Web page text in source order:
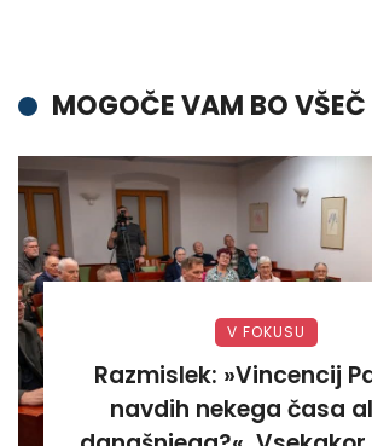
MOGOČE VAM BO VŠEČ
V FOKUSU
Razmislek: »Vincencij
navdih nekega časa